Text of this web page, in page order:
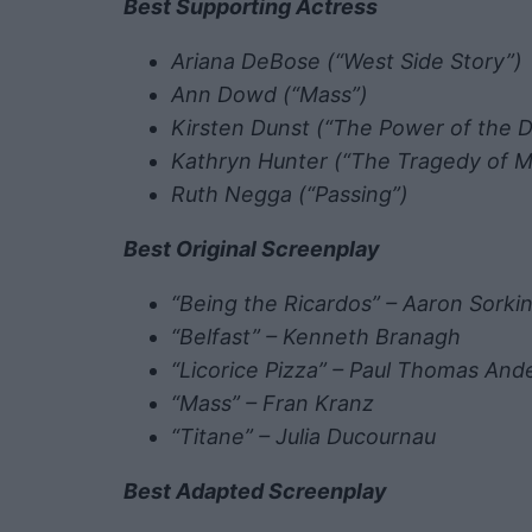
Best Supporting Actress
Ariana DeBose (“West Side Story”)
Ann Dowd (“Mass”)
Kirsten Dunst (“The Power of the
Kathryn Hunter (“The Tragedy of
Ruth Negga (“Passing”)
Best Original Screenplay
“Being the Ricardos” – Aaron Sorkin
“Belfast” – Kenneth Branagh
“Licorice Pizza” – Paul Thomas
“Mass” – Fran Kranz
“Titane” – Julia Ducournau
Best Adapted Screenplay